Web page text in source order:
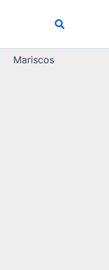
Buscar
Mariscos